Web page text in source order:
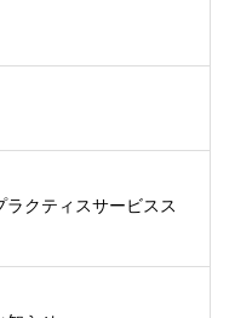
クティスサービスス